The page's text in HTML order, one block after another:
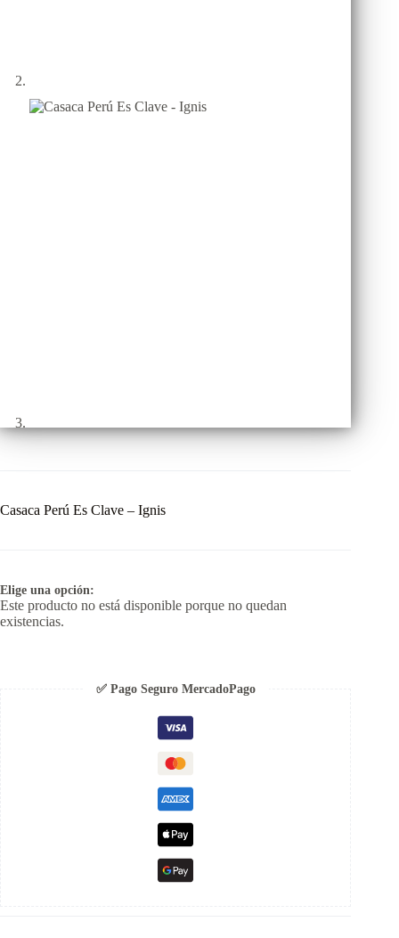
Casaca Perú Es Clave – Ignis
Elige una opción:
Este producto no está disponible porque no quedan
existencias.
✅ Pago Seguro MercadoPago